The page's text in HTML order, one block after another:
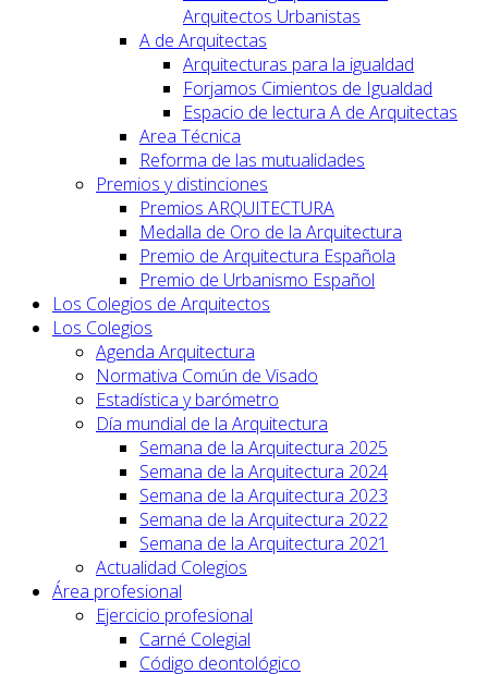
Arquitectos Urbanistas
A de Arquitectas
Arquitecturas para la igualdad
Forjamos Cimientos de Igualdad
Espacio de lectura A de Arquitectas
Area Técnica
Reforma de las mutualidades
Premios y distinciones
Premios ARQUITECTURA
Medalla de Oro de la Arquitectura
Premio de Arquitectura Española
Premio de Urbanismo Español
Los Colegios de Arquitectos
Los Colegios
Agenda Arquitectura
Normativa Común de Visado
Estadística y barómetro
Día mundial de la Arquitectura
Semana de la Arquitectura 2025
Semana de la Arquitectura 2024
Semana de la Arquitectura 2023
Semana de la Arquitectura 2022
Semana de la Arquitectura 2021
Actualidad Colegios
Área profesional
Ejercicio profesional
Carné Colegial
Código deontológico